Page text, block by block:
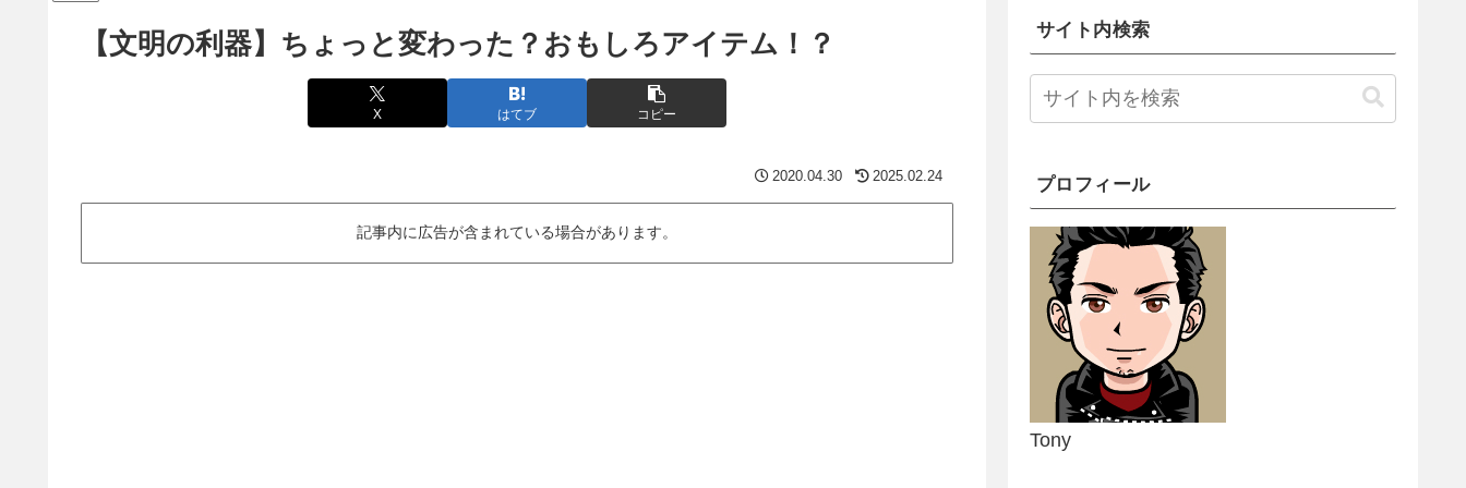
【文明の利器】ちょっと変わった？おもしろアイテム！？
X はてブ コピー
2020.04.30 2025.02.24
記事内に広告が含まれている場合があります。
サイト内検索
プロフィール
Tony